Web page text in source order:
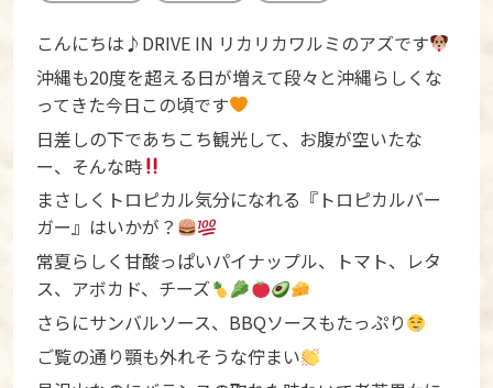
こんにちは♪DRIVE IN リカリカワルミのアズです
沖縄も20度を超える日が増えて段々と沖縄らしくな
ってきた今日この頃です
日差しの下であちこち観光して、お腹が空いたな
ー、そんな時
まさしくトロピカル気分になれる『トロピカルバー
ガー』はいかが？
常夏らしく甘酸っぱいパイナップル、トマト、レタ
ス、アボカド、チーズ
さらにサンバルソース、BBQソースもたっぷり
ご覧の通り顎も外れそうな佇まい